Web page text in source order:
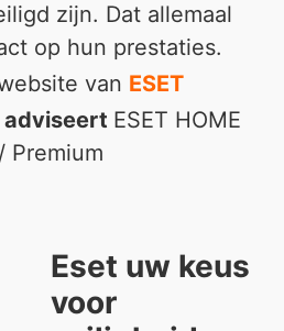
zijn. Dat allemaal
op hun prestaties.
van ESET
adviseert ESET HOME
Premium
Eset uw keus
voor